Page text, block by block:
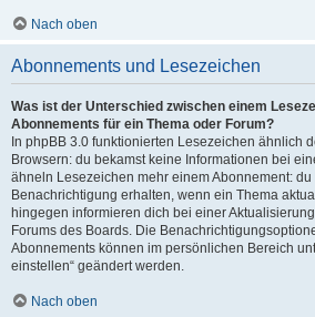
Nach oben
Abonnements und Lesezeichen
Was ist der Unterschied zwischen einem
Abonnements für ein Thema oder Forum?
In phpBB 3.0 funktionierten Lesezeichen ähnlich
Browsern: du bekamst keine Informationen bei
ähneln Lesezeichen mehr einem Abonnement: du
Benachrichtigung erhalten, wenn ein Thema
hingegen informieren dich bei einer
Forums des Boards. Die
Abonnements können im persönlichen Bereich
einstellen“ geändert werden.
Nach oben